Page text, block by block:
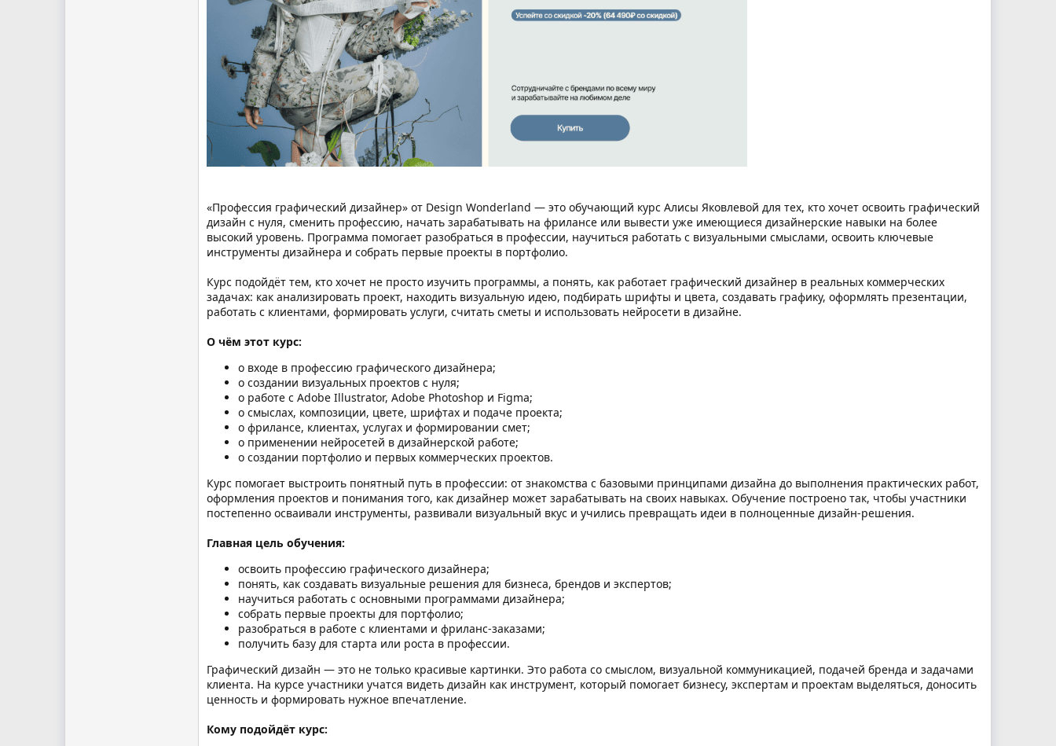
«Профессия графический дизайнер» от Design Wonderland — это обучающий курс Алисы Яковлевой для тех, кто хочет освоить графический
дизайн с нуля, сменить профессию, начать зарабатывать на фрилансе или вывести уже имеющиеся дизайнерские навыки на более
высокий уровень. Программа помогает разобраться в профессии, научиться работать с визуальными смыслами, освоить ключевые
инструменты дизайнера и собрать первые проекты в портфолио.
Курс подойдёт тем, кто хочет не просто изучить программы, а понять, как работает графический дизайнер в реальных коммерческих
задачах: как анализировать проект, находить визуальную идею, подбирать шрифты и цвета, создавать графику, оформлять презентации,
работать с клиентами, формировать услуги, считать сметы и использовать нейросети в дизайне.
О чём этот курс:
о входе в профессию графического дизайнера;
о создании визуальных проектов с нуля;
о работе с Adobe Illustrator, Adobe Photoshop и Figma;
о смыслах, композиции, цвете, шрифтах и подаче проекта;
о фрилансе, клиентах, услугах и формировании смет;
о применении нейросетей в дизайнерской работе;
о создании портфолио и первых коммерческих проектов.
Курс помогает выстроить понятный путь в профессии: от знакомства с базовыми принципами дизайна до выполнения практических работ,
оформления проектов и понимания того, как дизайнер может зарабатывать на своих навыках. Обучение построено так, чтобы участники
постепенно осваивали инструменты, развивали визуальный вкус и учились превращать идеи в полноценные дизайн-решения.
Главная цель обучения:
освоить профессию графического дизайнера;
понять, как создавать визуальные решения для бизнеса, брендов и экспертов;
научиться работать с основными программами дизайнера;
собрать первые проекты для портфолио;
разобраться в работе с клиентами и фриланс-заказами;
получить базу для старта или роста в профессии.
Графический дизайн — это не только красивые картинки. Это работа со смыслом, визуальной коммуникацией, подачей бренда и задачами
клиента. На курсе участники учатся видеть дизайн как инструмент, который помогает бизнесу, экспертам и проектам выделяться, доносить
ценность и формировать нужное впечатление.
Кому подойдёт курс: